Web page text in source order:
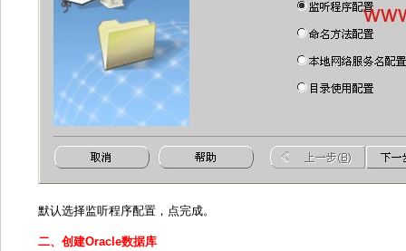
监听程序配置完成，下一步